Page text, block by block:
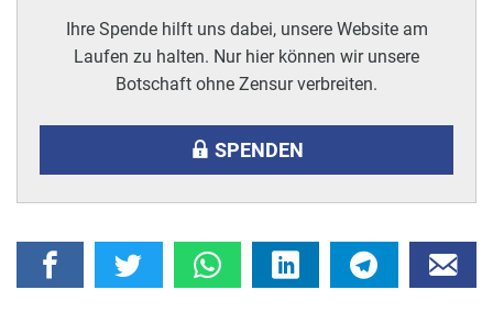
Ihre Spende hilft uns dabei, unsere Website am
Laufen zu halten. Nur hier können wir unsere
Botschaft ohne Zensur verbreiten.
SPENDEN